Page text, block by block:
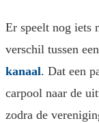
Er speelt nog iets
verschil tussen een
kanaal. Dat een
carpool naar de
zodra de